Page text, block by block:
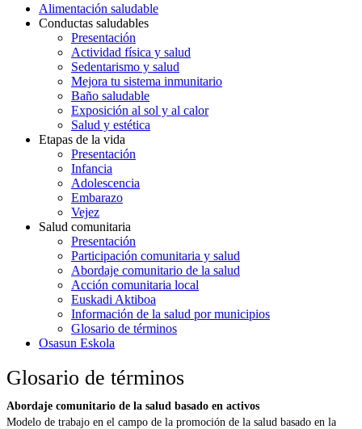
Alimentación saludable
Conductas saludables
Presentación
Actividad física y salud
Sedentarismo y salud
Mejora tu sistema inmunitario
Baño saludable
Exposición al sol y al calor
Salud y estética
Etapas de la vida
Presentación
Infancia
Adolescencia
Embarazo
Vejez
Salud comunitaria
Presentación
Participación comunitaria y salud
Abordaje comunitario de la salud
Acción comunitaria local
Euskadi Aktiboa
Información de la salud por municipios
Glosario de términos
Osasun Eskola
Glosario de términos
Abordaje comunitario de la salud basado en activos
Modelo de trabajo en el campo de la promoción de la salud basado en la